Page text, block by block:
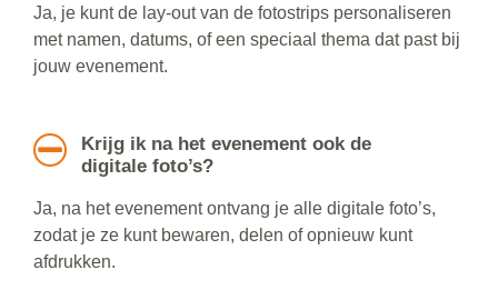
Ja, je kunt de lay-out van de fotostrips personaliseren
met namen, datums, of een speciaal thema dat past bij
jouw evenement.
Krijg ik na het evenement ook de
digitale foto’s?
Ja, na het evenement ontvang je alle digitale foto’s,
zodat je ze kunt bewaren, delen of opnieuw kunt
afdrukken.